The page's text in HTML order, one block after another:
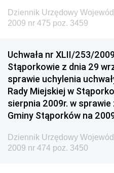
Dziennik Urzędowy
Rozwoju
Dziennik Urzędowy
Dziennik Urzędowy
Regionalnej
Dziennik Urzędowy
Dziennik Urzędowy
Dziennik Urzędowy
Inspektora Ochrony
Dziennik Urzędowy
2009 nr 475 poz. 3459
Uchwała nr XLII/253/
Stąporkowie z dnia 29
sprawie uchylenia
Rady Miejskiej w
sierpnia 2009r. w
Gminy Stąporków na
Dziennik Urzędowy
2009 nr 474 poz. 3450